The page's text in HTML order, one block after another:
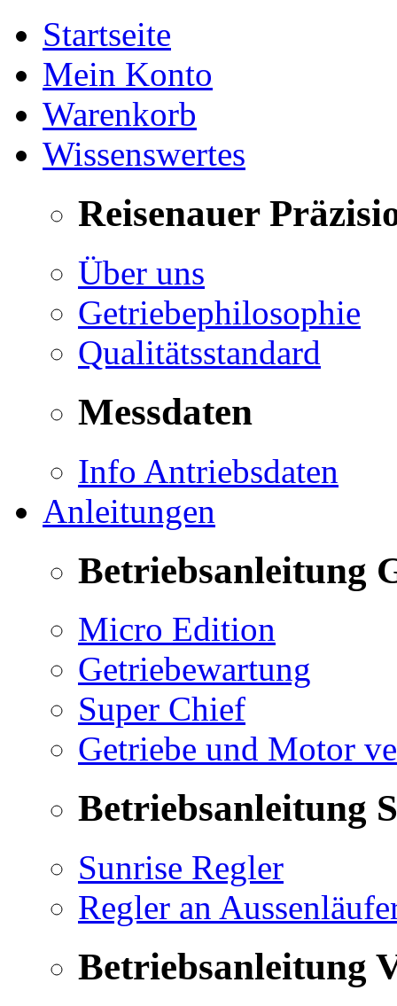
Startseite
Mein Konto
Warenkorb
Wissenswertes
Reisenauer
Über uns
Getriebephilosophie
Qualitätsstandard
Messdaten
Info Antriebsdaten
Anleitungen
Betriebsanleitung
Micro Edition
Getriebewartung
Super Chief
Getriebe und Motor
Betriebsanleitung
Sunrise Regler
Regler an
Betriebsanleitung